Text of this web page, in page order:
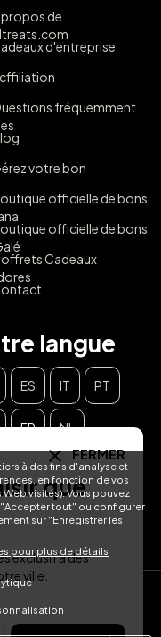
à des fins d'analyse et
en fonction de vos
visités). Vous pouvez
tout" ou configurer
sur "Enregistrer les
pour plus de détails
propos de
d'entreprise
fréquemment
votre bon
officielle de bons
officielle de bons
Cadeaux
langue
ES IT PT
FR NL
FERMER
que
exclusif à des
ville.